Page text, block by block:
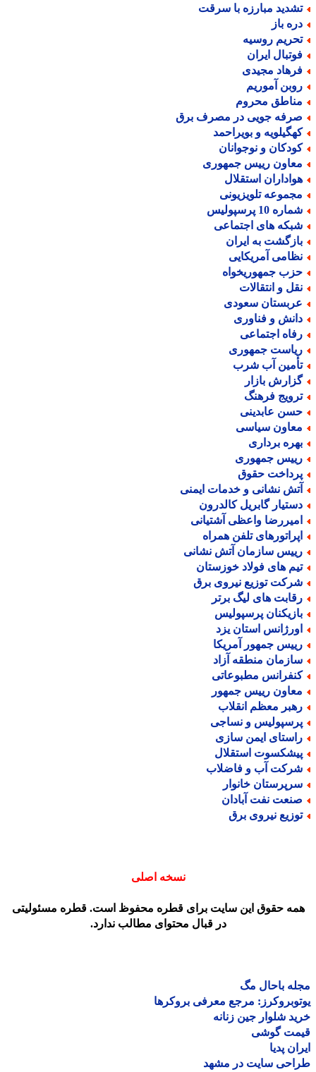
مبارزه با سرقت
باز
روسیه
ایران
مجیدی
آموریم
محروم
جویی در مصرف برق
و بویراحمد
و نوجوانان
رییس جمهوری
استقلال
تلویزیونی
10 پرسپولیس
های اجتماعی
به ایران
آمریکایی
جمهوریخواه
و انتقالات
سعودی
و فناوری
اجتماعی
جمهوری
آب شرب
بازار
فرهنگ
عابدینی
سیاسی
برداری
جمهوری
حقوق
نشانی و خدمات ایمنی
گابریل کالدرون
واعظی آشتیانی
تلفن همراه
سازمان آتش نشانی
های فولاد خوزستان
توزیع نیروی برق
های لیگ برتر
پرسپولیس
استان یزد
جمهور آمریکا
منطقه آزاد
مطبوعاتی
رییس جمهور
معظم انقلاب
و نساجی
ایمن سازی
استقلال
آب و فاضلاب
خانوار
نفت آبادان
نیروی برق
نسخه اصلی
حقوق این سایت برای قطره محفوظ است. قطره مسئولیتی
در قبال محتوای مطالب ندارد.
باحال مگ
مرجع معرفی بروکرها
شلوار جین زنانه
گوشی
پدیا
سایت در مشهد